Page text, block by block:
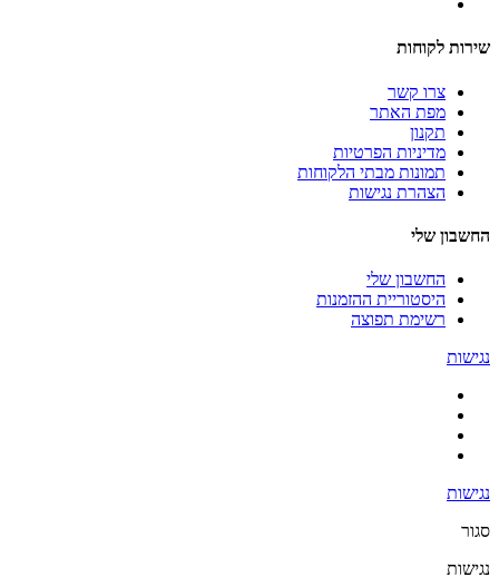
שירות לקוחות
צרו קשר
מפת האתר
תקנון
מדיניות הפרטיות
תמונות מבתי הלקוחות
הצהרת נגישות
החשבון שלי
החשבון שלי
היסטוריית ההזמנות
רשימת תפוצה
נגישות
נגישות
סגור
נגישות